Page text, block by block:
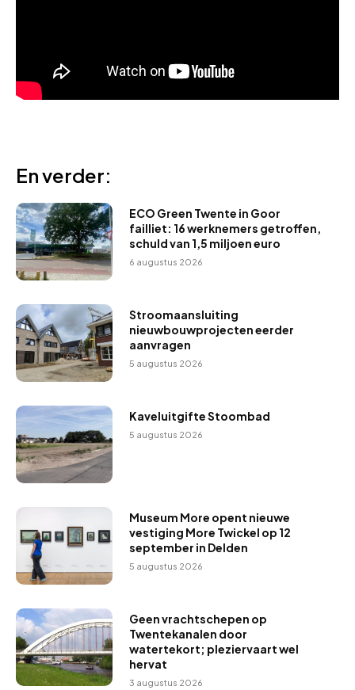
En verder:
ECO Green Twente in Goor
failliet: 16 werknemers getroffen,
schuld van 1,5 miljoen euro
6 augustus 2026
Stroomaansluiting
nieuwbouwprojecten eerder
aanvragen
5 augustus 2026
Kaveluitgifte Stoombad
5 augustus 2026
Museum More opent nieuwe
vestiging More Twickel op 12
september in Delden
5 augustus 2026
Geen vrachtschepen op
Twentekanalen door
watertekort; pleziervaart wel
hervat
3 augustus 2026